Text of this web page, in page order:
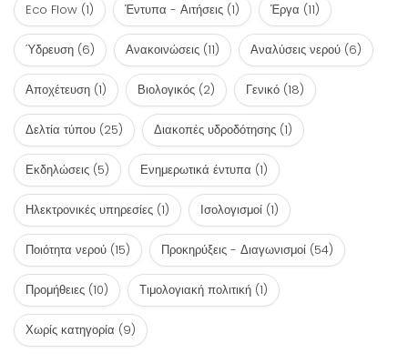
Eco Flow (1) Έντυπα - Αιτήσεις (1) Έργα (11)
Ύδρευση (6) Ανακοινώσεις (11) Αναλύσεις νερού (6)
Αποχέτευση (1) Βιολογικός (2) Γενικό (18)
Δελτία τύπου (25) Διακοπές υδροδότησης (1)
Εκδηλώσεις (5) Ενημερωτικά έντυπα (1)
Ηλεκτρονικές υπηρεσίες (1) Ισολογισμοί (1)
Ποιότητα νερού (15) Προκηρύξεις - Διαγωνισμοί (54)
Προμήθειες (10) Τιμολογιακή πολιτική (1)
Χωρίς κατηγορία (9)